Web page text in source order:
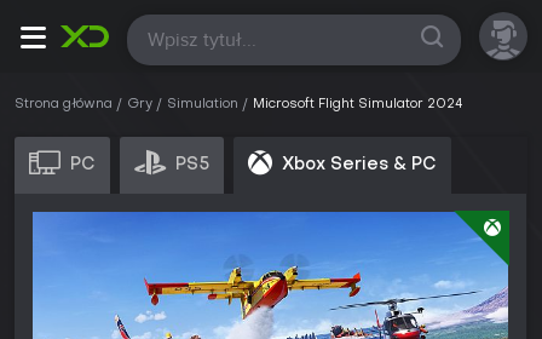
Wszystkie
Strona główna Gry Simulation Microsoft Flight Simulator 2024
PC PS5 Xbox Series & PC